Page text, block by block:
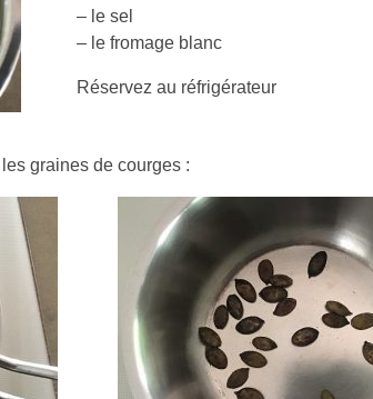
– le sel
– le fromage blanc
Réservez au réfrigérateur
graines de courges :